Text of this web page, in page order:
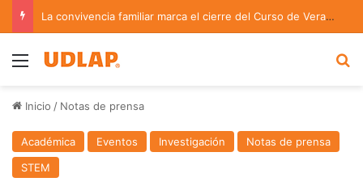
La convivencia familiar marca el cierre del Curso de Verano de Escuelas Aztecas
Menu
Inicio / Notas de prensa
Académica Eventos Investigación
Notas de prensa
STEM